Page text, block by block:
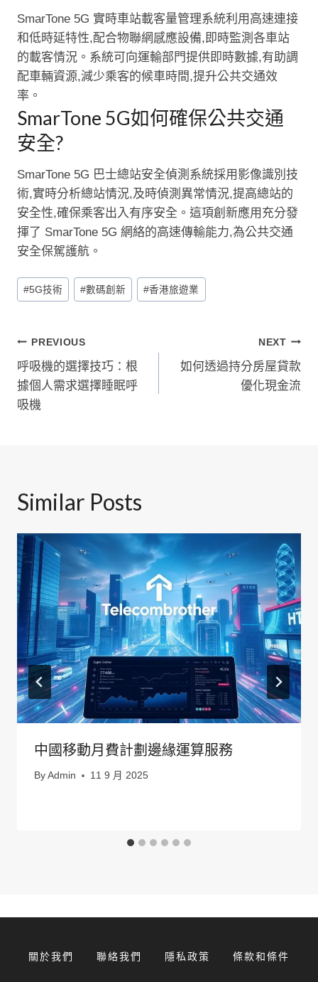
SmarTone 5G 實時車站載客量管理系統利用高速連接
和低時延特性,配合物聯網感應設備,即時監測各車站
的載客情況。系統可向運輸部門提供即時數據,有助調
配車輛資源,減少乘客的候車時間,提升公共交通效
率。
SmarTone 5G如何確保公共交通
安全?
SmarTone 5G 巴士總站安全偵測系統採用影像識別技
術,實時分析總站情況,及時偵測異常情況,提高總站的
安全性,確保乘客出入有序安全。這項創新應用充分發
揮了 SmarTone 5G 網絡的高速傳輸能力,為公共交通
安全保駕護航。
Post
Tags:
#5G技術 #數碼創新 #香港旅遊業
文
章
導
PREVIOUS
呼吸機的選擇技巧：根
據個人需求選擇睡眠呼
吸機
NEXT
如何透過持分房屋貸款
優化現金流
Similar Posts
中國移動月費計劃邊緣運算服務
By Admin 11 9 月 2025
關於我們 聯絡我們 隱私政策 條款和條件